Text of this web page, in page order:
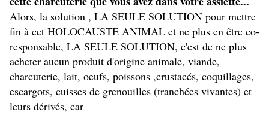
Alors, la solution , LA SEULE SOLUTION pour mettre
fin à cet HOLOCAUSTE ANIMAL et ne plus en être co-
responsable, LA SEULE SOLUTION, c'est de ne plus
acheter aucun produit d'origine animale, viande,
charcuterie, lait, oeufs, poissons ,crustacés, coquillages,
escargots, cuisses de grenouilles (tranchées vivantes) et
leurs dérivés, car